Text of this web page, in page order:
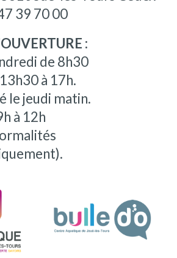
39 70 00
:
de 8h30
à 17h.
le jeudi matin.
à 12h